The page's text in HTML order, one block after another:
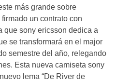
más grande sobre
un contrato con
que sony ericsson dedica a
se transformará en el major
semestre del año, relegando
Esta nueva camiseta sony
lema “De River de